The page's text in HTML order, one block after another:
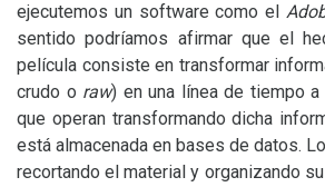
ejecutemos un software como el
sentido podríamos afirmar que el
película consiste en transformar
crudo o raw) en una línea de tiempo
que operan transformando dicha
está almacenada en bases de datos.
recortando el material y organizando